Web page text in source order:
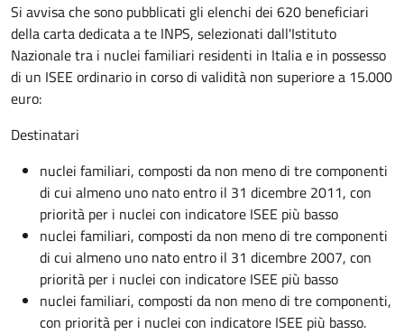
Si avvisa che sono pubblicati gli elenchi dei 620 beneficiari
della carta dedicata a te INPS, selezionati dall'Istituto
Nazionale tra i nuclei familiari residenti in Italia e in possesso
di un ISEE ordinario in corso di validità non superiore a 15.000
euro:
Destinatari
nuclei familiari, composti da non meno di tre componenti
di cui almeno uno nato entro il 31 dicembre 2011, con
priorità per i nuclei con indicatore ISEE più basso
nuclei familiari, composti da non meno di tre componenti
di cui almeno uno nato entro il 31 dicembre 2007, con
priorità per i nuclei con indicatore ISEE più basso
nuclei familiari, composti da non meno di tre componenti,
con priorità per i nuclei con indicatore ISEE più basso.